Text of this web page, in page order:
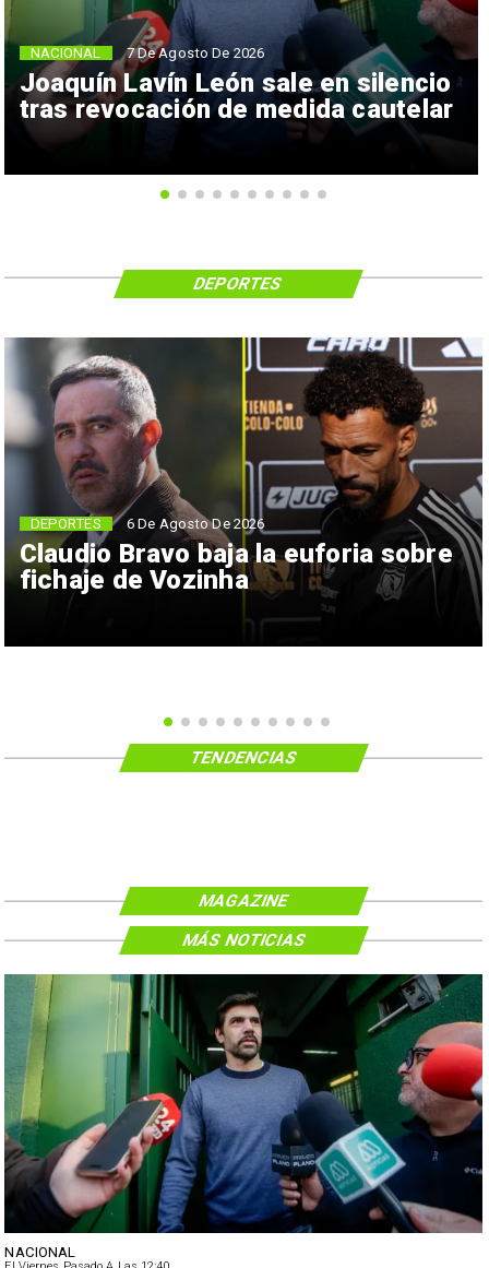
Joaquín Lavín León sale en silencio
tras revocación de medida cautelar
NACIONAL 7 De Agosto De 2026
Claudio Bravo baja la euforia sobre
fichaje de Vozinha
DEPORTES 6 De Agosto De 2026
DEPORTES
TENDENCIAS
MAGAZINE
NACIONAL
MÁS NOTICIAS